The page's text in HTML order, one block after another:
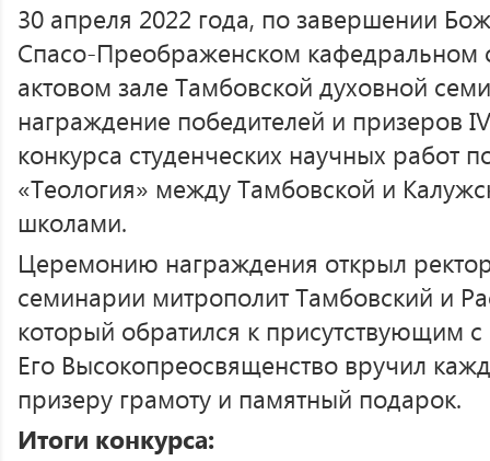
30 апреля 2022 года, по завершении
Спасо-Преображенском кафедральном
актовом зале Тамбовской духовной
награждение победителей и призеров
конкурса студенческих научных работ
«Теология» между Тамбовской и
школами.
Церемонию награждения открыл
семинарии митрополит Тамбовский и
который обратился к присутствующим
Его Высокопреосвященство вручил
призеру грамоту и памятный подарок.
Итоги конкурса: